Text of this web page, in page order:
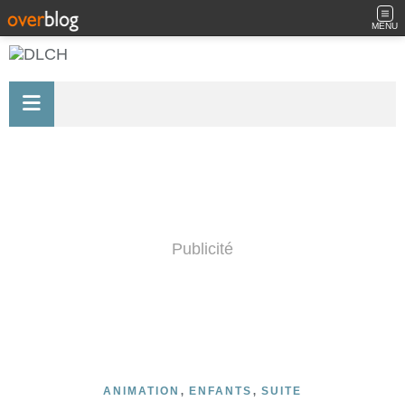
MENU
Publicité
ANIMATION , ENFANTS , SUITE